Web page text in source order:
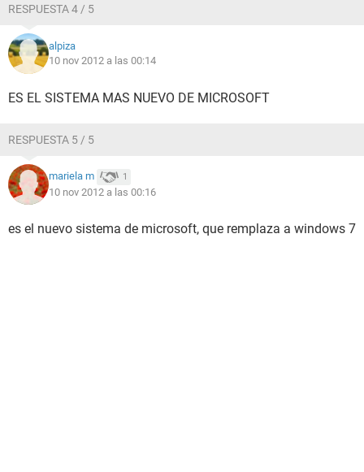
RESPUESTA 4 / 5
alpiza
10 nov 2012 a las 00:14
ES EL SISTEMA MAS NUEVO DE MICROSOFT
RESPUESTA 5 / 5
mariela m 1
10 nov 2012 a las 00:16
es el nuevo sistema de microsoft, que remplaza a windows 7